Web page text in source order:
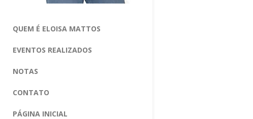
QUEM É ELOISA MATTOS
EVENTOS REALIZADOS
NOTAS
CONTATO
PÁGINA INICIAL